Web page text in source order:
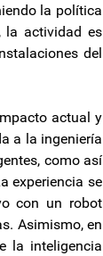
la política
la actividad es
del
actual y
a la ingeniería
como así
experiencia se
con un robot
Asimismo, en
la inteligencia